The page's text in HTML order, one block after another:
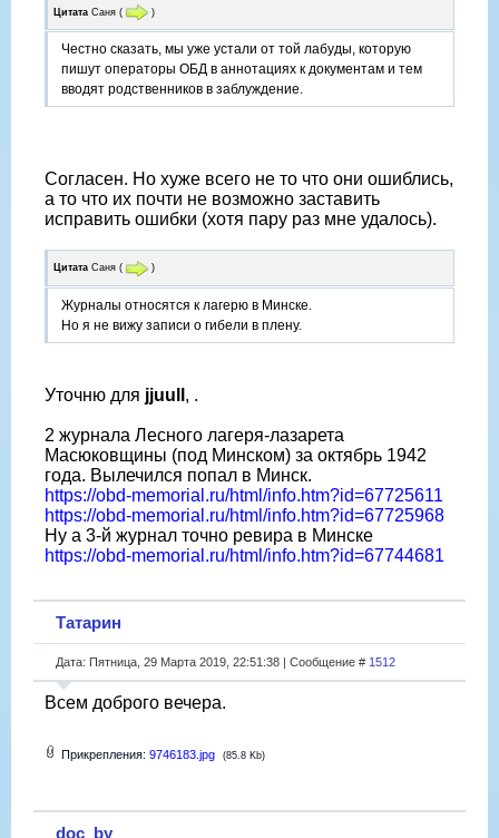
Цитата Саня ( )
Честно сказать, мы уже устали от той лабуды, которую
пишут операторы ОБД в аннотациях к документам и тем
вводят родственников в заблуждение.
Согласен. Но хуже всего не то что они ошиблись,
а то что их почти не возможно заставить
исправить ошибки (хотя пару раз мне удалось).
Цитата Саня ( )
Журналы относятся к лагерю в Минске.
Но я не вижу записи о гибели в плену.
Уточню для jjuull , .
2 журнала Лесного лагеря-лазарета
Масюковщины (под Минском) за октябрь 1942
года. Вылечился попал в Минск.
https://obd-memorial.ru/html/info.htm?id=67725611
https://obd-memorial.ru/html/info.htm?id=67725968
Ну а 3-й журнал точно ревира в Минске
https://obd-memorial.ru/html/info.htm?id=67744681
Татарин
Дата: Пятница, 29 Марта 2019, 22:51:38 | Сообщение # 1512
Всем доброго вечера.
Прикрепления: 9746183.jpg (85.8 Kb)
doc_by